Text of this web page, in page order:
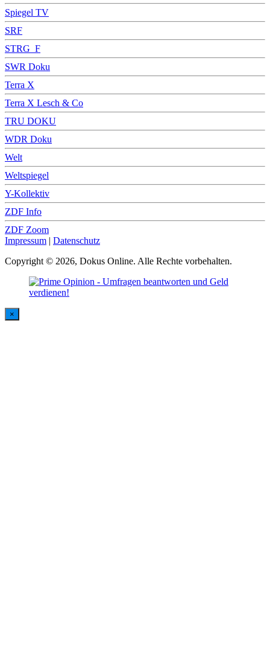
Spiegel TV
SRF
STRG_F
SWR Doku
Terra X
Terra X Lesch & Co
TRU DOKU
WDR Doku
Welt
Weltspiegel
Y-Kollektiv
ZDF Info
ZDF Zoom
Impressum | Datenschutz
Copyright © 2026, Dokus Online. Alle Rechte vorbehalten.
×